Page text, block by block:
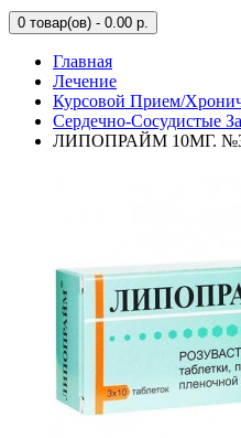
0 товар(ов) - 0.00 р.
Главная
Лечение
Курсовой Прием/
Сердечно-Сосудистые
ЛИПОПРАЙМ 10МГ.